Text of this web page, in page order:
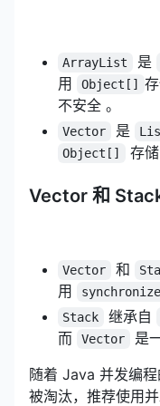
ArrayList 是
用
Object[]
不安全 。
Vector 是
Object[] 存
Vector 和
Vector 和
用
Stack 继承自
而
Vector
是
随着 Java 并发编程
被淘汰，推荐使用